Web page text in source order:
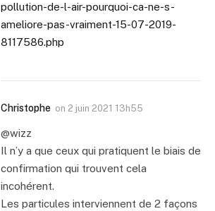
pollution-de-l-air-pourquoi-ca-ne-s-
ameliore-pas-vraiment-15-07-2019-
8117586.php
Christophe on 2 juin 2021 13h55
@wizz
Il n’y a que ceux qui pratiquent le biais de
confirmation qui trouvent cela
incohérent.
Les particules interviennent de 2 façons